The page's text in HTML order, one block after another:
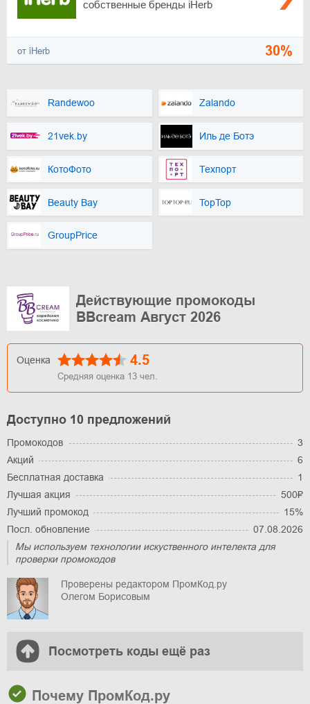
собственные бренды iHerb
от iHerb 30%
Randewoo Zalando
21vek.by Иль де Ботэ
КотоФото Техпорт
Beauty Bay TopTop
GroupPrice
Действующие промокоды
BBcream Август 2026
Оценка 4.5
Средняя оценка 13 чел.
Доступно 10 предложений
Промокодов
3
Акций
6
Бесплатная доставка
1
Лучшая акция
500₽
Лучший промокод
15%
Посл. обновление
07.08.2026
Мы используем технологии искуственного интелекта для
проверки промокодов
Проверены редактором ПромКод.ру
Олегом Борисовым
Посмотреть коды ещё раз
Почему ПромКод.ру